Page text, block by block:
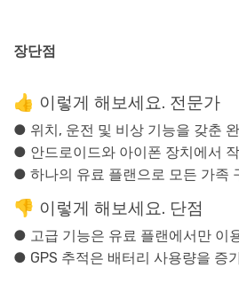
장단점
👍 이렇게 해보세요. 전문가
● 위치, 운전 및 비상 기능을 갖춘
● 안드로이드와 아이폰 장치에서
● 하나의 유료 플랜으로 모든 가족
👎 이렇게 해보세요. 단점
● 고급 기능은 유료 플랜에서만 이
● GPS 추적은 배터리 사용량을 증